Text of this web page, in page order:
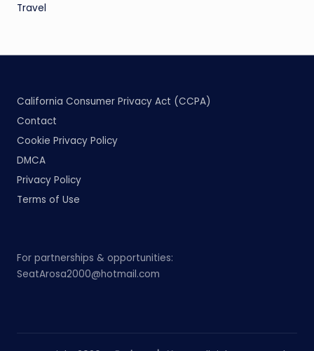
Travel
California Consumer Privacy Act (CCPA)
Contact
Cookie Privacy Policy
DMCA
Privacy Policy
Terms of Use
For partnerships & opportunities:
SeatArosa2000@hotmail.com